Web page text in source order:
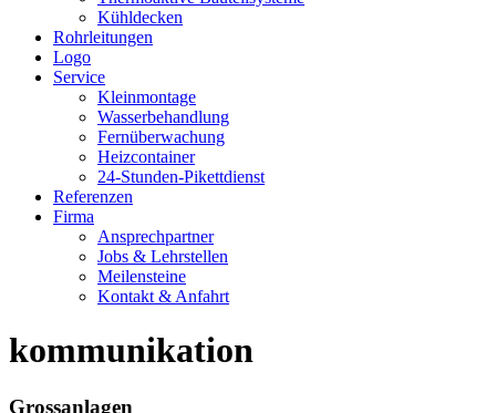
Kühldecken
Rohrleitungen
Logo
Service
Kleinmontage
Wasserbehandlung
Fernüberwachung
Heizcontainer
24-Stunden-Pikettdienst
Referenzen
Firma
Ansprechpartner
Jobs & Lehrstellen
Meilensteine
Kontakt & Anfahrt
kommunikation
Grossanlagen